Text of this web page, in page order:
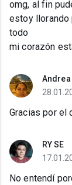
omg, al fin
estoy llorando
todo
mi corazón
Gracias por el
RY SE
No entendí